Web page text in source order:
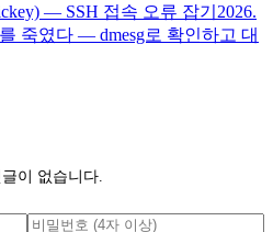
— SSH 접속 오류 잡기 2026.
죽였다 — dmesg로 확인하고 대
이 없습니다.